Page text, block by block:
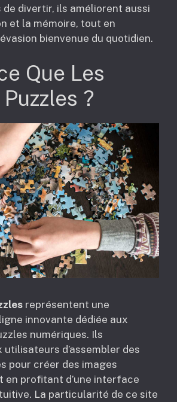
divertir, ils améliorent aussi
et la mémoire, tout en
bienvenue du quotidien.
Que Les
?
représentent une
innovante dédiée aux
numériques. Ils
d’assembler des
pour créer des images
en profitant d’une interface
La particularité de ce site